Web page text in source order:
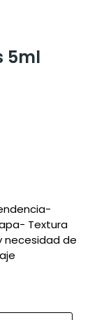
5ml
Textura
necesidad de